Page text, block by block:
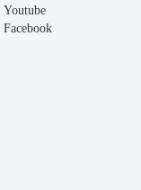
Youtube
Facebook